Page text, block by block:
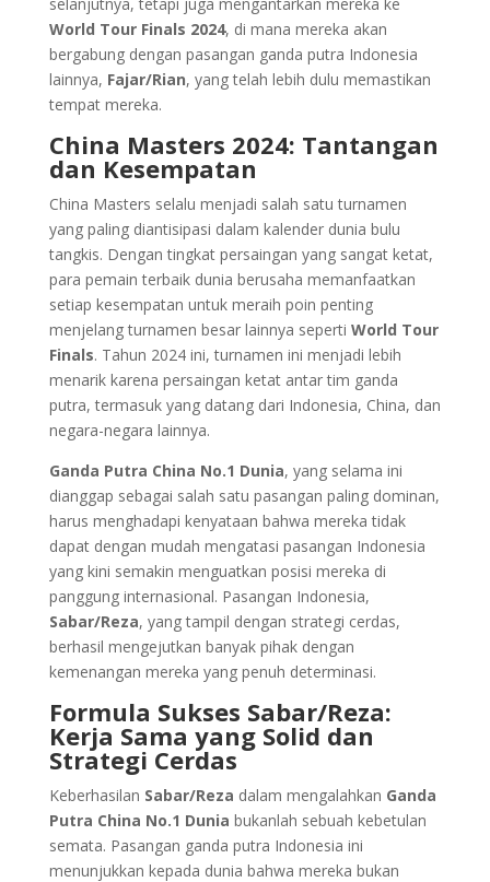
World Tour Finals 2024, di mana mereka akan
bergabung dengan pasangan ganda putra Indonesia
lainnya, Fajar/Rian, yang telah lebih dulu memastikan
tempat mereka.
China Masters 2024: Tantangan
dan Kesempatan
China Masters selalu menjadi salah satu turnamen
yang paling diantisipasi dalam kalender dunia bulu
tangkis. Dengan tingkat persaingan yang sangat ketat,
para pemain terbaik dunia berusaha memanfaatkan
setiap kesempatan untuk meraih poin penting
menjelang turnamen besar lainnya seperti World Tour
Finals. Tahun 2024 ini, turnamen ini menjadi lebih
menarik karena persaingan ketat antar tim ganda
putra, termasuk yang datang dari Indonesia, China, dan
negara-negara lainnya.
Ganda Putra China No.1 Dunia, yang selama ini
dianggap sebagai salah satu pasangan paling dominan,
harus menghadapi kenyataan bahwa mereka tidak
dapat dengan mudah mengatasi pasangan Indonesia
yang kini semakin menguatkan posisi mereka di
panggung internasional. Pasangan Indonesia,
Sabar/Reza, yang tampil dengan strategi cerdas,
berhasil mengejutkan banyak pihak dengan
kemenangan mereka yang penuh determinasi.
Formula Sukses Sabar/Reza:
Kerja Sama yang Solid dan
Strategi Cerdas
Keberhasilan Sabar/Reza dalam mengalahkan Ganda
Putra China No.1 Dunia bukanlah sebuah kebetulan
semata. Pasangan ganda putra Indonesia ini
menunjukkan kepada dunia bahwa mereka bukan